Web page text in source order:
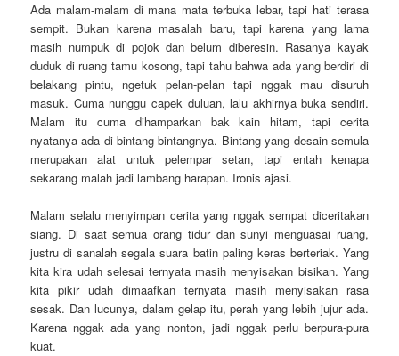
Ada malam-malam di mana mata terbuka lebar, tapi hati terasa
sempit. Bukan karena masalah baru, tapi karena yang lama
masih numpuk di pojok dan belum diberesin. Rasanya kayak
duduk di ruang tamu kosong, tapi tahu bahwa ada yang berdiri di
belakang pintu, ngetuk pelan-pelan tapi nggak mau disuruh
masuk. Cuma nunggu capek duluan, lalu akhirnya buka sendiri.
Malam itu cuma dihamparkan bak kain hitam, tapi cerita
nyatanya ada di bintang-bintangnya. Bintang yang desain semula
merupakan alat untuk pelempar setan, tapi entah kenapa
sekarang malah jadi lambang harapan. Ironis ajasi.
Malam selalu menyimpan cerita yang nggak sempat diceritakan
siang. Di saat semua orang tidur dan sunyi menguasai ruang,
justru di sanalah segala suara batin paling keras berteriak. Yang
kita kira udah selesai ternyata masih menyisakan bisikan. Yang
kita pikir udah dimaafkan ternyata masih menyisakan rasa
sesak. Dan lucunya, dalam gelap itu, perah yang lebih jujur ada.
Karena nggak ada yang nonton, jadi nggak perlu berpura-pura
kuat.